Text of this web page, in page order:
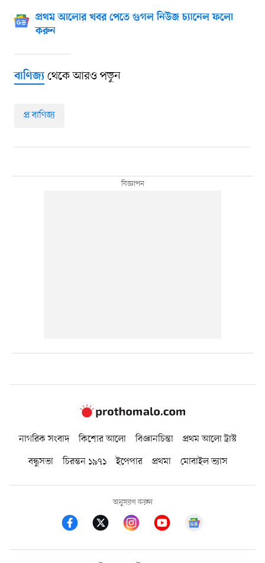
প্রথম আলোর খবর পেতে গুগল নিউজ চ্যানেল ফলো
করুন
বাণিজ্যথেকে আরও পড়ুন
প্র বাণিজ্য
নাগরিক সংবাদ কিশোর আলো বিজ্ঞানচিন্তা
প্রথম আলো ট্রাস্ট
বন্ধুসভা
চিরন্তন ১৯৭১ ইপেপার প্রথমা মোবাইল ভ্যাস
অনুসরণ করুন